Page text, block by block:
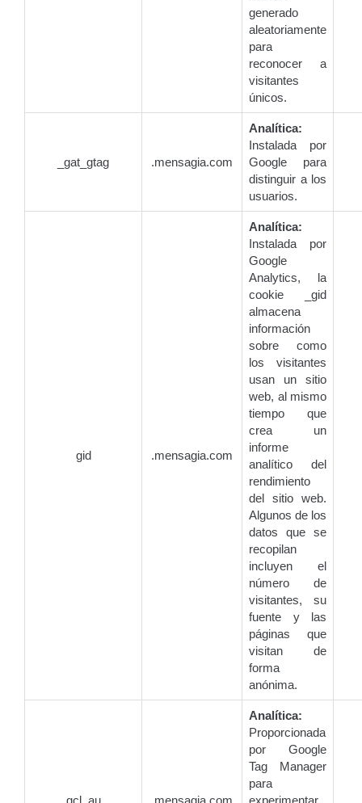
generado
aleatoriamente
para
reconocer a
visitantes
únicos.
_gat_gtag .mensagia.com
Analítica:
Instalada por
Google para
distinguir a los
usuarios.
gid .mensagia.com
Analítica:
Instalada por
Google
Analytics, la
cookie _gid
almacena
información
sobre como
los visitantes
usan un sitio
web, al mismo
tiempo que
crea un
informe
analítico del
rendimiento
del sitio web.
Algunos de los
datos que se
recopilan
incluyen el
número de
visitantes, su
fuente y las
páginas que
visitan de
forma
anónima.
Analítica:
Proporcionada
por Google
Tag Manager
para